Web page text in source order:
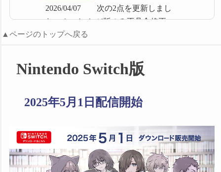
2026/04/07 次の2点を更新しまし
た １．Android版のみ不具合修正
済 2.図書目録メーカーはSteamのみ
と明記
Steamスプリングセー
ルで315円(2026/3/27まで）
ルで315円(2026/1/6まで）
2025/08/19（俳句の日)に決定しまし
た。
2025/06/27 Steamサマーセール
（6/27-7/11 2:00）に参加していまし
▲ページのトップへ戻る
Nintendo Switch版
2025年5月1日配信開始